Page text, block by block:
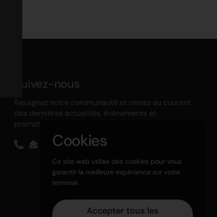
Suivez-nous
Rejoignez notre communauté et restez au courant
des dernières actualités, événements et
promotions !
PhoneEmail Facebook
Instagram
LinkedIn
TikTok
Cookies
Ce site web utilise des cookies pour vous
garantir la meilleure expérience sur votre
terminal.
Accepter tous les